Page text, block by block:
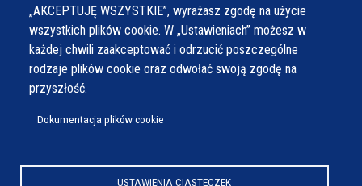
„AKCEPTUJĘ WSZYSTKIE”, wyrażasz zgodę na użycie
wszystkich plików cookie. W „Ustawieniach” możesz w
każdej chwili zaakceptować i odrzucić poszczególne
rodzaje plików cookie oraz odwołać swoją zgodę na
przyszłość.
Dokumentacja plików cookie
USTAWIENIA CIASTECZEK